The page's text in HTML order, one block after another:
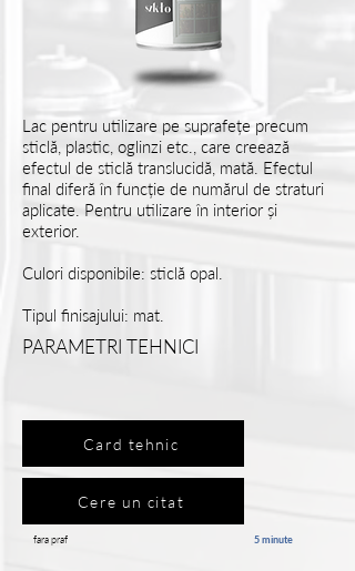
Lac pentru utilizare pe suprafețe precum
sticlă, plastic, oglinzi etc., care creează
efectul de sticlă translucidă, mată. Efectul
final diferă în funcție de numărul de straturi
aplicate. Pentru utilizare în interior și
exterior.
Culori disponibile: sticlă opal.
Tipul finisajului: mat.
PARAMETRI TEHNICI
Card tehnic
Cere un citat
fara praf 5 minute